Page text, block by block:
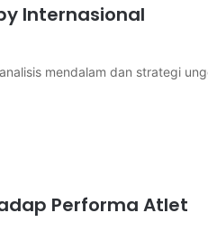
Internasional
mendalam dan strategi
Performa Atlet